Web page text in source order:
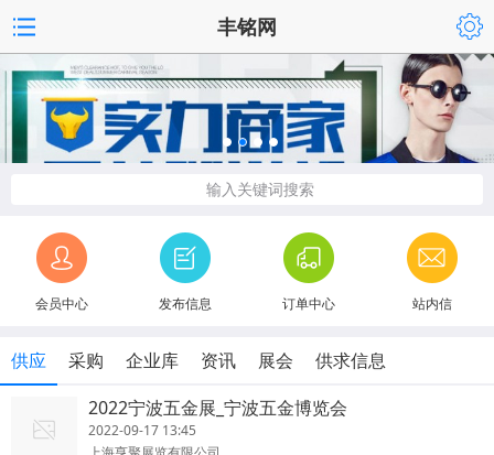
丰铭网
输入关键词搜索
会员中心 发布信息 订单中心 站内信
供应 采购 企业库 资讯 展会
供求信息
2022宁波五金展_宁波五金博览会
2022-09-17 13:45